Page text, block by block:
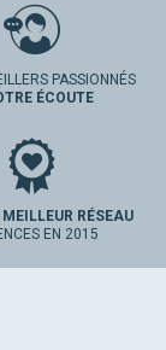
PASSIONNÉS
ÉCOUTE
MEILLEUR RÉSEAU
EN 2015